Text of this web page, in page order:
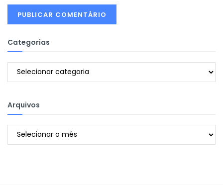
Categorias
Categorias
Arquivos
Arquivos